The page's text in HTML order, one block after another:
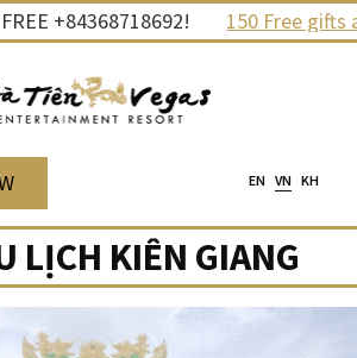
+84368718692! 150 Free gifts
EN VN KH
LỊCH KIÊN GIANG